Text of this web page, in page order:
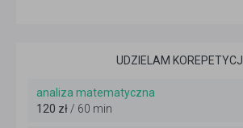
UDZIELAM KOREPETYCJI
analiza matematyczna
120 zł/ 60 min